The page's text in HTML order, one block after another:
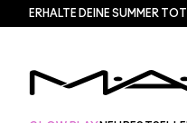
ERHALTE DEINE SUMMER